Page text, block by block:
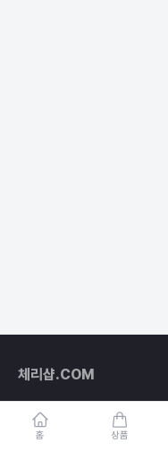
홈 상품
체리샵.COM